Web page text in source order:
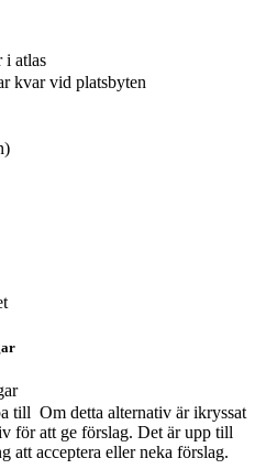
i atlas
kvar vid platsbyten
till Om detta alternativ är ikryssat
för att ge förslag. Det är upp till
att acceptera eller neka förslag.